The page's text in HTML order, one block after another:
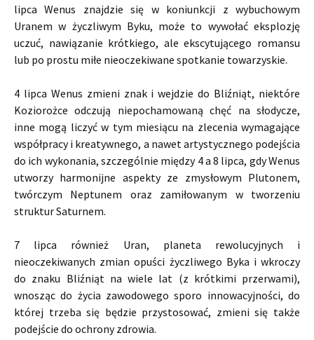
lipca Wenus znajdzie się w koniunkcji z wybuchowym
Uranem w życzliwym Byku, może to wywołać eksplozję
uczuć, nawiązanie krótkiego, ale ekscytującego romansu
lub po prostu miłe nieoczekiwane spotkanie towarzyskie.
4 lipca Wenus zmieni znak i wejdzie do Bliźniąt, niektóre
Koziorożce odczują niepochamowaną chęć na słodycze,
inne mogą liczyć w tym miesiącu na zlecenia wymagające
współpracy i kreatywnego, a nawet artystycznego podejścia
do ich wykonania, szczególnie między 4 a 8 lipca, gdy Wenus
utworzy harmonijne aspekty ze zmysłowym Plutonem,
twórczym Neptunem oraz zamiłowanym w tworzeniu
struktur Saturnem.
7 lipca również Uran, planeta rewolucyjnych i
nieoczekiwanych zmian opuści życzliwego Byka i wkroczy
do znaku Bliźniąt na wiele lat (z krótkimi przerwami),
wnosząc do życia zawodowego sporo innowacyjności, do
której trzeba się będzie przystosować, zmieni się także
podejście do ochrony zdrowia.